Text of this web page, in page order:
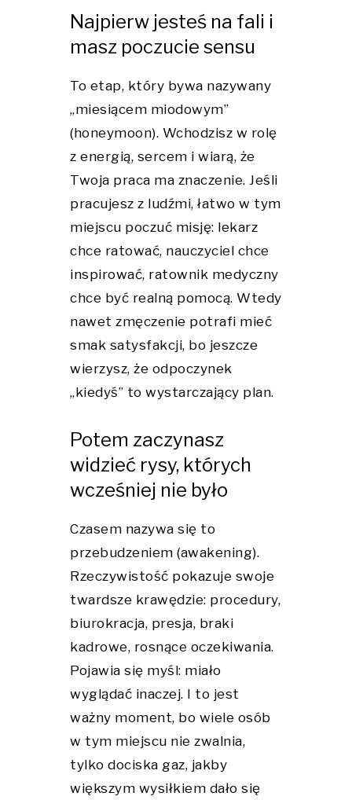
Najpierw jesteś na fali i
masz poczucie sensu
To etap, który bywa nazywany
„miesiącem miodowym”
(honeymoon). Wchodzisz w rolę
z energią, sercem i wiarą, że
Twoja praca ma znaczenie. Jeśli
pracujesz z ludźmi, łatwo w tym
miejscu poczuć misję: lekarz
chce ratować, nauczyciel chce
inspirować, ratownik medyczny
chce być realną pomocą. Wtedy
nawet zmęczenie potrafi mieć
smak satysfakcji, bo jeszcze
wierzysz, że odpoczynek
„kiedyś” to wystarczający plan.
Potem zaczynasz
widzieć rysy, których
wcześniej nie było
Czasem nazywa się to
przebudzeniem (awakening).
Rzeczywistość pokazuje swoje
twardsze krawędzie: procedury,
biurokracja, presja, braki
kadrowe, rosnące oczekiwania.
Pojawia się myśl: miało
wyglądać inaczej. I to jest
ważny moment, bo wiele osób
w tym miejscu nie zwalnia,
tylko dociska gaz, jakby
większym wysiłkiem dało się